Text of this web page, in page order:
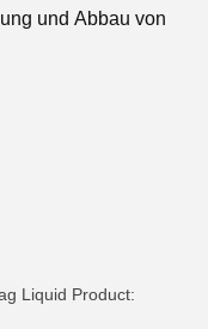
und Abbau von
Liquid Product: